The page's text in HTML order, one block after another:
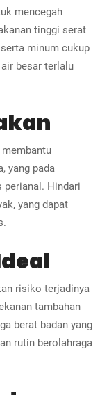
mencegah
tinggi serat
minum cukup
besar terlalu
yang pada
perianal. Hindari
yang dapat
risiko terjadinya
tambahan
berat badan yang
rutin berolahraga